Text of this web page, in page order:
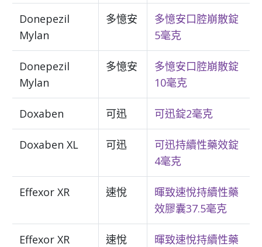
Donepezil
Mylan
多憶安
多憶安口腔崩散錠
5毫克
Donepezil
Mylan
多憶安
多憶安口腔崩散錠
10毫克
Doxaben 可迅 可迅錠2毫克
Doxaben XL 可迅
可迅持續性藥效錠
4毫克
Effexor XR 速悅
暉致速悅持續性藥
效膠囊37.5毫克
Effexor XR 速悅
暉致速悅持續性藥